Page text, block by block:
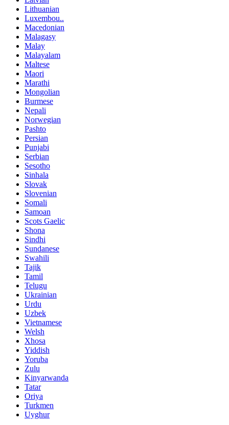
Lithuanian
Luxembou..
Macedonian
Malagasy
Malay
Malayalam
Maltese
Maori
Marathi
Mongolian
Burmese
Nepali
Norwegian
Pashto
Persian
Punjabi
Serbian
Sesotho
Sinhala
Slovak
Slovenian
Somali
Samoan
Scots Gaelic
Shona
Sindhi
Sundanese
Swahili
Tajik
Tamil
Telugu
Ukrainian
Urdu
Uzbek
Vietnamese
Welsh
Xhosa
Yiddish
Yoruba
Zulu
Kinyarwanda
Tatar
Oriya
Turkmen
Uyghur